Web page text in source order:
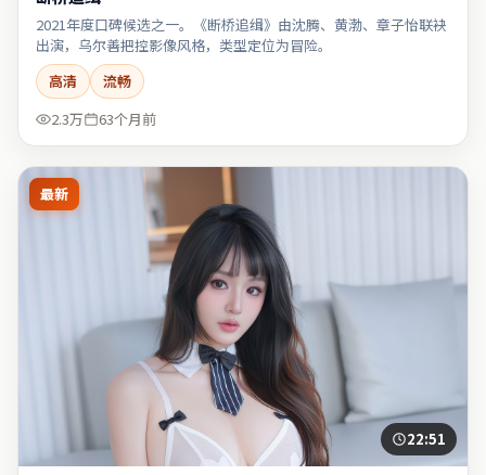
2021年度口碑候选之一。《断桥追缉》由沈腾、黄渤、章子怡联袂
出演，乌尔善把控影像风格，类型定位为冒险。
高清
流畅
2.3万
63个月前
最新
22:51